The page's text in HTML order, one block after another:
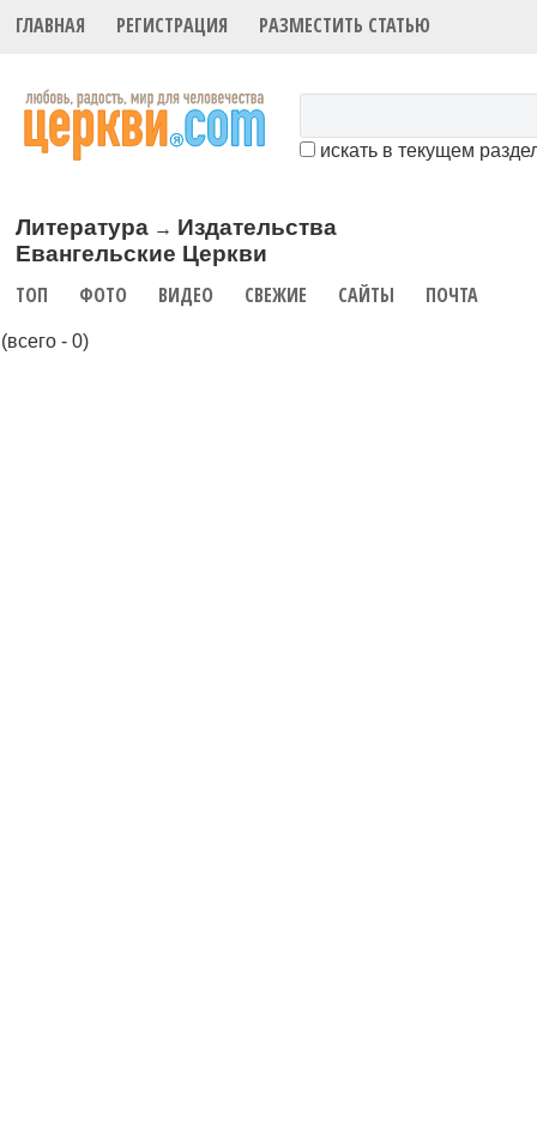
ГЛАВНАЯ РЕГИСТРАЦИЯ РАЗМЕСТИТЬ СТАТЬЮ
искать в текущем
Литература → Издательства
Евангельские Церкви
ТОП ФОТО ВИДЕО СВЕЖИЕ САЙТЫ ПОЧТА
(всего - 0)